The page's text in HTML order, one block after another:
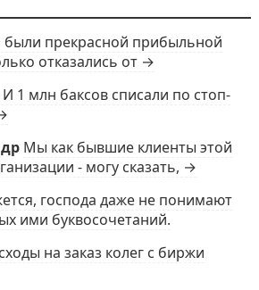
прекрасной прибыльной
отказались от →
1 млн баксов списали по стоп-
Мы как бывшие клиенты этой
- могу сказать, →
господа даже не понимают
ими буквосочетаний.
на заказ колег с биржи